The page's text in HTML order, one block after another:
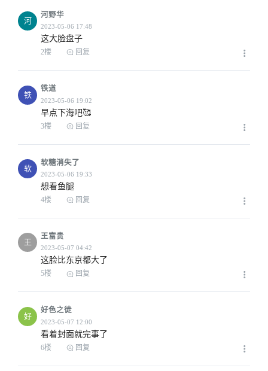
河
河野华
这大脸盘子
2楼 回复
铁
铁道
早点下海吧🥰
3楼 回复
软
软糖消失了
想看鱼腿
4楼 回复
王
王富贵
这脸比东京都大了
5楼 回复
好
好色之徒
看着封面就完事了
6楼 回复